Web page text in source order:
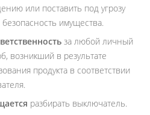
или поставить под угрозу
имущества.
за любой личный
возникший в результате
продукта в соответствии
разбирать выключатель.